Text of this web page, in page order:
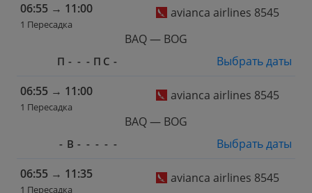
06:55 → 11:00
1 Пересадка
avianca airlines 8545
BAQ — BOG
П - - - П С -
Выбрать даты
06:55 → 11:00
1 Пересадка
avianca airlines 8545
BAQ — BOG
- В - - - - -
Выбрать даты
06:55 → 11:35
1 Пересадка
avianca airlines 8545